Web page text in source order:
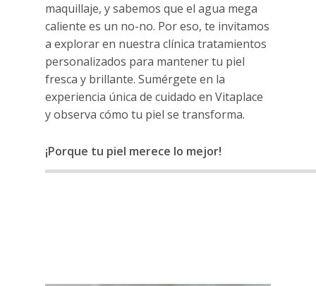
maquillaje, y sabemos que el agua mega
caliente es un no-no. Por eso, te invitamos
a explorar en nuestra clínica tratamientos
personalizados para mantener tu piel
fresca y brillante. Sumérgete en la
experiencia única de cuidado en Vitaplace
y observa cómo tu piel se transforma.
¡Porque tu piel merece lo mejor!